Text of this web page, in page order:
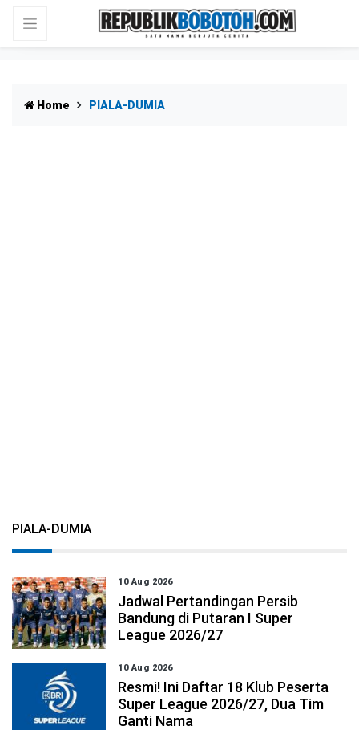
Home PIALA-DUMIA
PIALA-DUMIA
10 Aug 2026
Jadwal Pertandingan Persib
Bandung di Putaran I Super
League 2026/27
10 Aug 2026
Resmi! Ini Daftar 18 Klub Peserta
Super League 2026/27, Dua Tim
Ganti Nama